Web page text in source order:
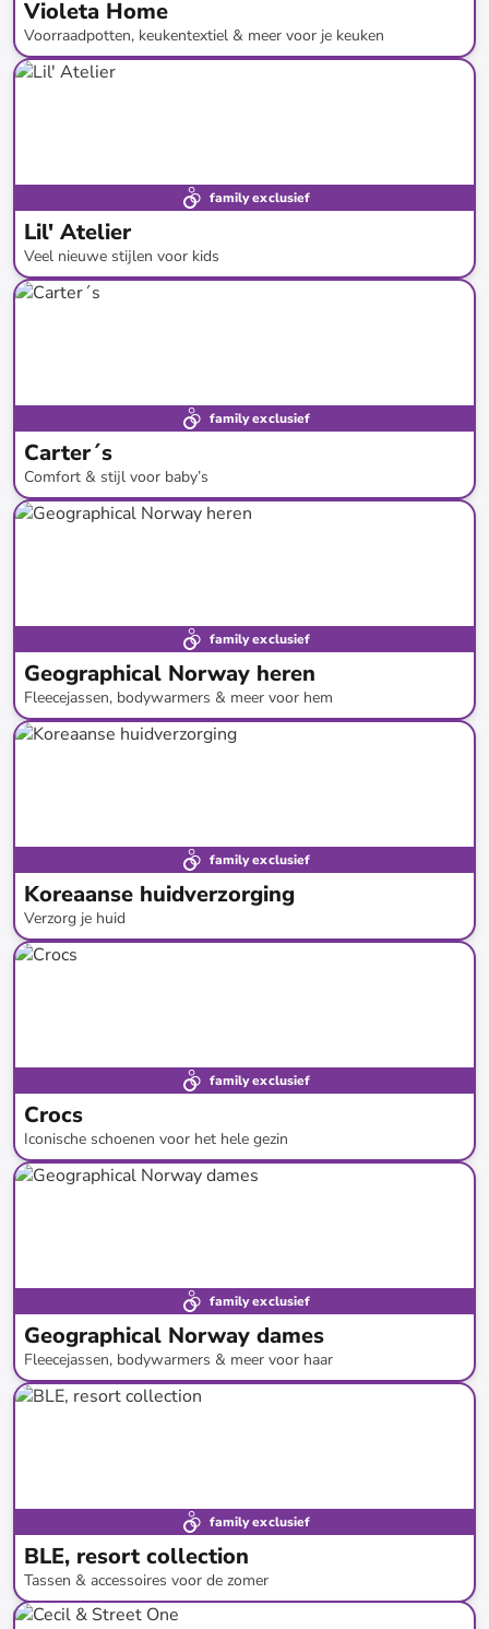
Violeta Home
Voorraadpotten, keukentextiel & meer voor je keuken
tot-80%*
family exclusief
Lil' Atelier
Veel nieuwe stijlen voor kids
tot-42%*
family exclusief
Carter´s
Comfort & stijl voor baby’s
tot-60%*
family exclusief
Geographical Norway heren
Fleecejassen, bodywarmers & meer voor hem
tot-75%* Restock
family exclusief
Koreaanse huidverzorging
Verzorg je huid
tot-50
family exclusief
Crocs
Iconische schoenen voor het hele gezin
tot-51%*
family exclusief
Geographical Norway dames
Fleecejassen, bodywarmers & meer voor haar
tot- 75%* Restock
family exclusief
BLE, resort collection
Tassen & accessoires voor de zomer
tot- 67%*